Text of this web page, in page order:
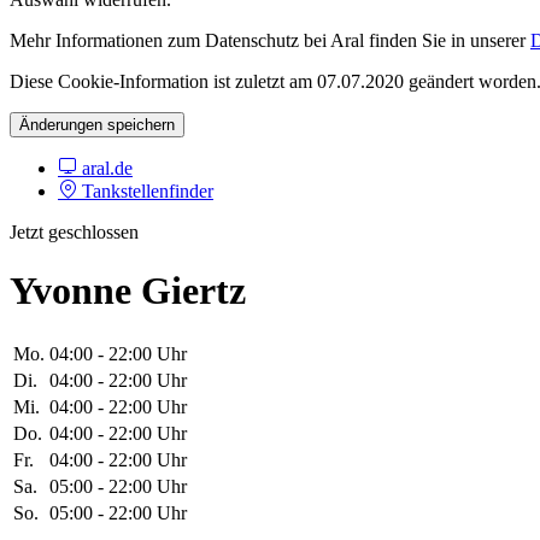
Mehr Informationen zum Datenschutz bei Aral finden Sie in unserer
Diese Cookie-Information ist zuletzt am 07.07.2020 geändert worden.
Änderungen speichern
aral.de
Tankstellenfinder
Jetzt geschlossen
Yvonne Giertz
Mo. 04:00 - 22:00 Uhr
Di.
04:00 - 22:00 Uhr
Mi. 04:00 - 22:00 Uhr
Do. 04:00 - 22:00 Uhr
Fr.
04:00 - 22:00 Uhr
Sa.
05:00 - 22:00 Uhr
So. 05:00 - 22:00 Uhr